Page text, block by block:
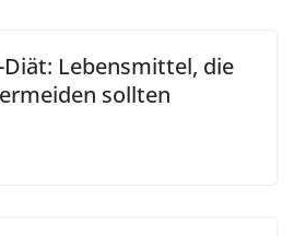
Lebensmittel, die
sollten